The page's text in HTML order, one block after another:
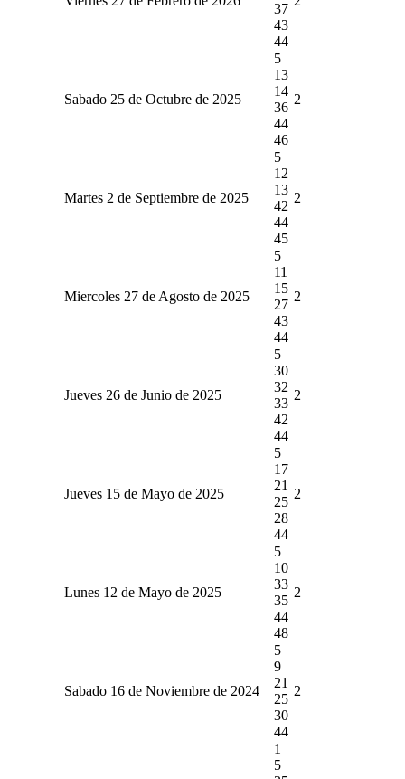
37
43
44
Sabado 25 de Octubre de 2025
5
13
14
36
44
46
2
Martes 2 de Septiembre de 2025
5
12
13
42
44
45
2
Miercoles 27 de Agosto de 2025
5
11
15
27
43
44
2
Jueves 26 de Junio de 2025
5
30
32
33
42
44
2
Jueves 15 de Mayo de 2025
5
17
21
25
28
44
2
Lunes 12 de Mayo de 2025
5
10
33
35
44
48
2
Sabado 16 de Noviembre de 2024
5
9
21
25
30
44
2
1
5